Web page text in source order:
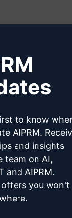
/ AI Prompts /
to know
AIPRM.
and insights
team on AI,
and AIPRM.
offers you won't